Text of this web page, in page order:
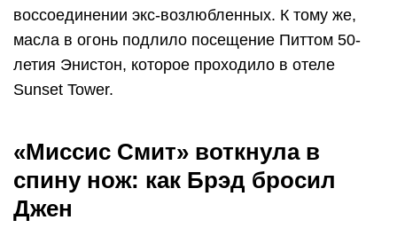
воссоединении экс-возлюбленных. К тому же,
масла в огонь подлило посещение Питтом 50-
летия Энистон, которое проходило в отеле
Sunset Tower.
«Миссис Смит» воткнула в
спину нож: как Брэд бросил
Джен